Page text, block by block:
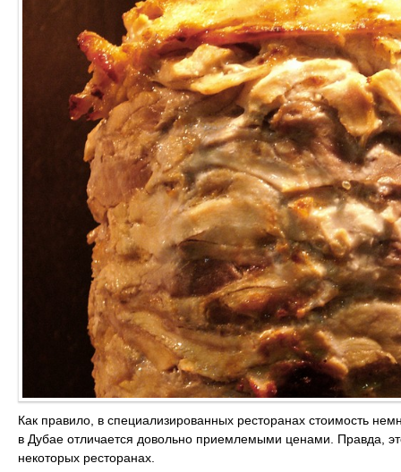
Как правило, в специализированных ресторанах стоимость
в Дубае отличается довольно приемлемыми ценами. Правда,
некоторых ресторанах.